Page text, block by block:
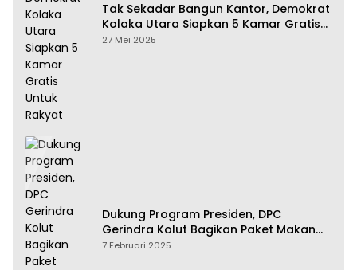
Tak Sekadar Bangun Kantor, Demokrat
Kolaka Utara Siapkan 5 Kamar Gratis
Untuk Rakyat
27 Mei 2025
Dukung Program Presiden, DPC
Gerindra Kolut Bagikan Paket Makan
Bergizi Gratis
7 Februari 2025